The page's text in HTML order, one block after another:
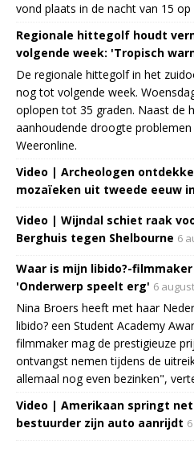
vond plaats in de nacht van 15 op
Regionale hittegolf houdt
volgende week: 'Tropisch
De regionale hittegolf in het
nog tot volgende week.
oplopen tot 35 graden. Naast de
aanhoudende droogte
Weeronline.
Video | Archeologen
mozaïeken uit tweede eeuw
Video | Wijndal schiet raak
Berghuis tegen Shelbourne 6
Waar is mijn libido?-
'Onderwerp speelt erg' 6
Nina Broers heeft met haar
libido? een Student Academy
filmmaker mag de prestigieuze
ontvangst nemen tijdens de
allemaal nog even bezinken",
Video | Amerikaan springt
bestuurder zijn auto aanrijdt